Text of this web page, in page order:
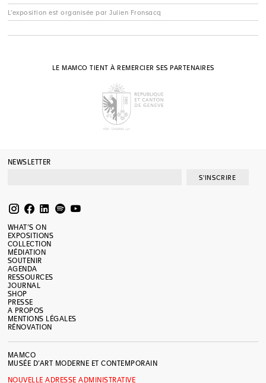
L’exposition est organisée par Julien Fronsacq
LE MAMCO TIENT À REMERCIER SES PARTENAIRES
NEWSLETTER
S'INSCRIRE
WHAT’S ON
EXPOSITIONS
COLLECTION
MÉDIATION
SOUTENIR
AGENDA
RESSOURCES
JOURNAL
SHOP
PRESSE
A PROPOS
MENTIONS LÉGALES
RÉNOVATION
MAMCO
MUSÉE D’ART MODERNE ET CONTEMPORAIN
NOUVELLE ADRESSE ADMINISTRATIVE